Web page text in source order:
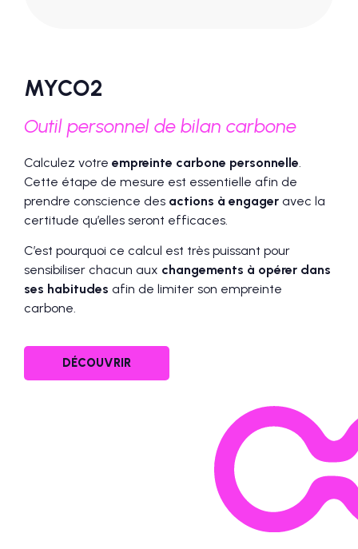
MYCO2
Outil personnel de bilan carbone
Calculez votre empreinte carbone personnelle.
Cette étape de mesure est essentielle afin de
prendre conscience des actions à engager avec la
certitude qu’elles seront efficaces.
C’est pourquoi ce calcul est très puissant pour
sensibiliser chacun aux changements à opérer dans
ses habitudes afin de limiter son empreinte
carbone.
DÉCOUVRIR